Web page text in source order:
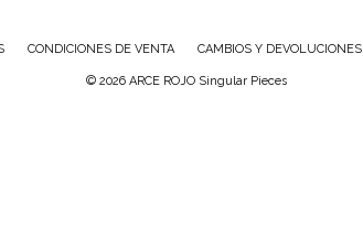
CONDICIONES DE VENTA CAMBIOS Y DEVOLUCIONES
© 2026 ARCE ROJO Singular Pieces